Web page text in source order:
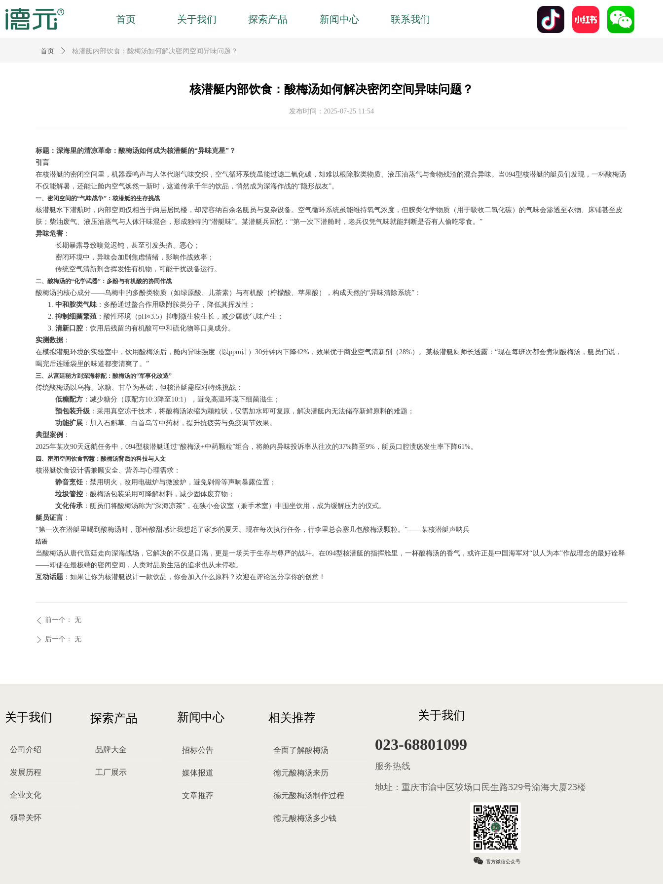
首页 关于我们 探索产品 新闻中心 联系我们
首页 ꄲ 核潜艇内部饮食：酸梅汤如何解决密闭空间异味问题？
核潜艇内部饮食：酸梅汤如何解决密闭空间异味问题？
标题：深海里的清凉革命：酸梅汤如何成为核潜艇的“异味克星”？
引言
在核潜艇的密闭空间里，机器轰鸣声与人体代谢气味交织，空气循环系统虽能过滤二氧化碳，却难以根除胺类物质、液压油蒸气与食物残渣的混合异味。当094型核潜艇的艇员们发现，一杯酸梅汤
不仅能解暑，还能让舱内空气焕然一新时，这道传承千年的饮品，悄然成为深海作战的“隐形战友”。
一、密闭空间的“气味战争”：核潜艇的生存挑战
核潜艇水下潜航时，内部空间仅相当于两层居民楼，却需容纳百余名艇员与复杂设备。空气循环系统虽能维持氧气浓度，但胺类化学物质（用于吸收二氧化碳）的气味会渗透至衣物、床铺甚至皮
肤；柴油废气、液压油蒸气与人体汗味混合，形成独特的“潜艇味”。某潜艇兵回忆：“第一次下潜舱时，老兵仅凭气味就能判断是否有人偷吃零食。”
异味危害 ：
长期暴露导致嗅觉迟钝，甚至引发头痛、恶心；
密闭环境中，异味会加剧焦虑情绪，影响作战效率；
传统空气清新剂含挥发性有机物，可能干扰设备运行。
二、酸梅汤的“化学武器”：多酚与有机酸的协同作战
酸梅汤的核心成分——乌梅中的多酚类物质（如绿原酸、儿茶素）与有机酸（柠檬酸、苹果酸），构成天然的“异味清除系统”：
中和胺类气味：多酚通过螯合作用吸附胺类分子，降低其挥发性；
抑制细菌繁殖 ：酸性环境（pH≈3.5）抑制微生物生长，减少腐败气味产生；
清新口腔 ：饮用后残留的有机酸可中和硫化物等口臭成分。
实测数据 ：
在模拟潜艇环境的实验室中，饮用酸梅汤后，舱内异味强度（以ppm计）30分钟内下降42%，效果优于商业空气清新剂（28%）。某核潜艇厨师长透露：“现在每班次都会煮制酸梅汤，艇员们说，
喝完后连睡袋里的味道都变清爽了。”
三、从宫廷秘方到深海标配：酸梅汤的“军事化改造”
传统酸梅汤以乌梅、冰糖、甘草为基础，但核潜艇需应对特殊挑战：
低糖配方 ：减少糖分（原配方10:3降至10:1），避免高温环境下细菌滋生；
预包装升级 ：采用真空冻干技术，将酸梅汤浓缩为颗粒状，仅需加水即可复原，解决潜艇内无法储存新鲜原料的难题；
功能扩展 ：加入石斛草、白首乌等中药材，提升抗疲劳与免疫调节效果。
典型案例 ：
2025年某次90天远航任务中，094型核潜艇通过“酸梅汤+中药颗粒”组合，将舱内异味投诉率从往次的37%降至9%，艇员口腔溃疡发生率下降61%。
四、密闭空间饮食智慧：酸梅汤背后的科技与人文
核潜艇饮食设计需兼顾安全、营养与心理需求：
静音烹饪 ：禁用明火，改用电磁炉与微波炉，避免剁骨等声响暴露位置；
垃圾管控 ：酸梅汤包装采用可降解材料，减少固体废弃物；
文化传承 ：艇员们将酸梅汤称为“深海凉茶”，在狭小会议室（兼手术室）中围坐饮用，成为缓解压力的仪式。
艇员证言 ：
“第一次在潜艇里喝到酸梅汤时，那种酸甜感让我想起了家乡的夏天。现在每次执行任务，行李里总会塞几包酸梅汤颗粒。”——某核潜艇声呐兵
结语
当酸梅汤从唐代宫廷走向深海战场，它解决的不仅是口渴，更是一场关于生存与尊严的战斗。在094型核潜艇的指挥舱里，一杯酸梅汤的香气，或许正是中国海军对“以人为本”作战理念的最好诠释
——即使在最极端的密闭空间，人类对品质生活的追求也从未停歇。
互动话题 ：如果让你为核潜艇设计一款饮品，你会加入什么原料？欢迎在评论区分享你的创意！
ꄴ 前一个： 无
ꄲ 后一个： 无
发布时间： 2025-07-25 11:54
关于我们
公司介绍
发展历程
企业文化
领导关怀
探索产品
品牌大全
工厂展示
招标公告
媒体报道
文章推荐
新闻中心 关于我们
023-68801099
服务热线
地址： 重庆市渝中区较场口民生路329号渝海大厦23楼
官方微信公众号
相关推荐
全面了解酸梅汤
德元酸梅汤来历
德元酸梅汤制作过程
德元酸梅汤多少钱